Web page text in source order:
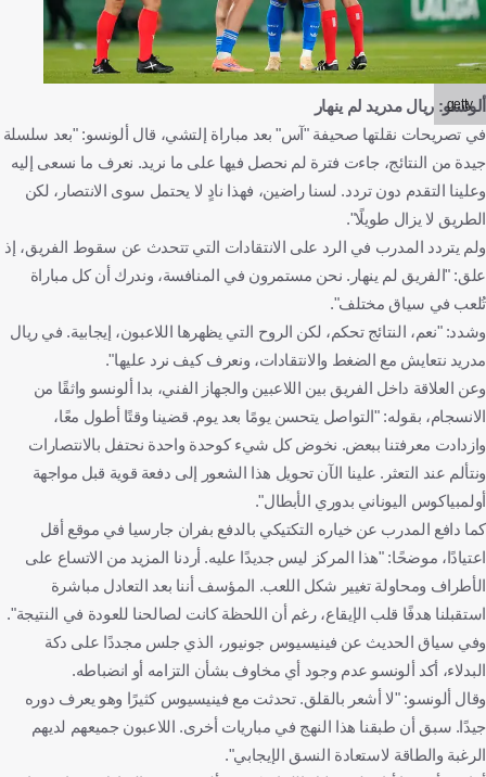
getty
ألونسو: ريال مدريد لم ينهار
في تصريحات نقلتها صحيفة "آس" بعد مباراة إلتشي، قال ألونسو: "بعد سلسلة
جيدة من النتائج، جاءت فترة لم نحصل فيها على ما نريد. نعرف ما نسعى إليه
وعلينا التقدم دون تردد. لسنا راضين، فهذا نادٍ لا يحتمل سوى الانتصار، لكن
الطريق لا يزال طويلًا".
ولم يتردد المدرب في الرد على الانتقادات التي تتحدث عن سقوط الفريق، إذ
علق: "الفريق لم ينهار. نحن مستمرون في المنافسة، وندرك أن كل مباراة
تُلعب في سياق مختلف".
وشدد: "نعم، النتائج تحكم، لكن الروح التي يظهرها اللاعبون، إيجابية. في ريال
مدريد نتعايش مع الضغط والانتقادات، ونعرف كيف نرد عليها".
وعن العلاقة داخل الفريق بين اللاعبين والجهاز الفني، بدا ألونسو واثقًا من
الانسجام، بقوله: "التواصل يتحسن يومًا بعد يوم. قضينا وقتًا أطول معًا،
وازدادت معرفتنا ببعض. نخوض كل شيء كوحدة واحدة نحتفل بالانتصارات
ونتألم عند التعثر. علينا الآن تحويل هذا الشعور إلى دفعة قوية قبل مواجهة
أولمبياكوس اليوناني بدوري الأبطال".
كما دافع المدرب عن خياره التكتيكي بالدفع بفران جارسيا في موقع أقل
اعتيادًا، موضحًا: "هذا المركز ليس جديدًا عليه. أردنا المزيد من الاتساع على
الأطراف ومحاولة تغيير شكل اللعب. المؤسف أننا بعد التعادل مباشرة
استقبلنا هدفًا قلب الإيقاع، رغم أن اللحظة كانت لصالحنا للعودة في النتيجة".
وفي سياق الحديث عن فينيسيوس جونيور، الذي جلس مجددًا على دكة
البدلاء، أكد ألونسو عدم وجود أي مخاوف بشأن التزامه أو انضباطه.
وقال ألونسو: "لا أشعر بالقلق. تحدثت مع فينيسيوس كثيرًا وهو يعرف دوره
جيدًا. سبق أن طبقنا هذا النهج في مباريات أخرى. اللاعبون جميعهم لديهم
الرغبة والطاقة لاستعادة النسق الإيجابي".